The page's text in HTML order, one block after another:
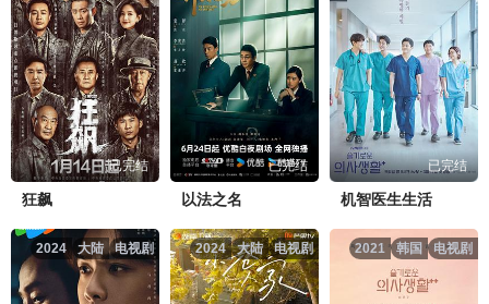
已完结
狂飙
已完结
以法之名
已完结
机智医生生活
电视剧
大陆
2024 电视剧
大陆
2024 电视剧
韩国
2021